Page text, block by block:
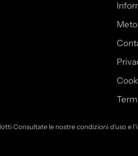
Consultate le nostre condizioni d'uso e